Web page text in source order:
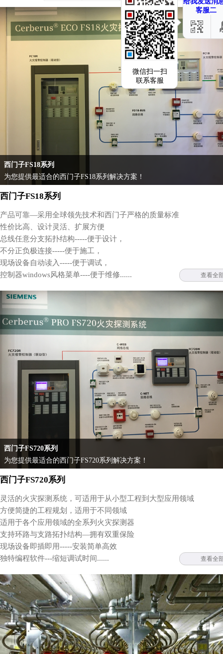
西门子FS18系列
为您提供最适合的西门子FS18系列解决方案！
西门子FS18系列
产品可靠—采用全球领先技术和西门子严格的质量标准
性价比高、设计灵活、扩展方便
总线任意分支拓扑结构-----便于设计，
不分正负极连接-----便于施工，
现场设备自动读入-----便于调试，
控制器windows风格菜单----便于维修......
查看全
西门子FS720系列
为您提供最适合的西门子FS720系列解决方案！
西门子FS720系列
灵活的火灾探测系统，可适用于从小型工程到大型应用领域
方便简捷的工程规划，适用于不同领域
适用于各个应用领域的全系列火灾探测器
支持环路与支路拓扑结构—拥有双重保险
现场设备即插即用-----安装简单高效
独特编程软件---缩短调试时间......
查看全
客服二
微信扫一扫
联系客服